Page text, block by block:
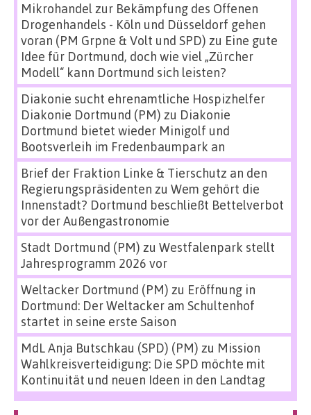
Mikrohandel zur Bekämpfung des Offenen
Drogenhandels - Köln und Düsseldorf gehen
voran (PM Grpne & Volt und SPD) zu Eine gute
Idee für Dortmund, doch wie viel „Zürcher
Modell“ kann Dortmund sich leisten?
Diakonie sucht ehrenamtliche Hospizhelfer
Diakonie Dortmund (PM) zu Diakonie
Dortmund bietet wieder Minigolf und
Bootsverleih im Fredenbaumpark an
Brief der Fraktion Linke & Tierschutz an den
Regierungspräsidenten zu Wem gehört die
Innenstadt? Dortmund beschließt Bettelverbot
vor der Außengastronomie
Stadt Dortmund (PM) zu Westfalenpark stellt
Jahresprogramm 2026 vor
Weltacker Dortmund (PM) zu Eröffnung in
Dortmund: Der Weltacker am Schultenhof
startet in seine erste Saison
MdL Anja Butschkau (SPD) (PM) zu Mission
Wahlkreisverteidigung: Die SPD möchte mit
Kontinuität und neuen Ideen in den Landtag